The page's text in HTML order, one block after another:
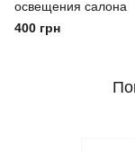
освещения салона
400 грн